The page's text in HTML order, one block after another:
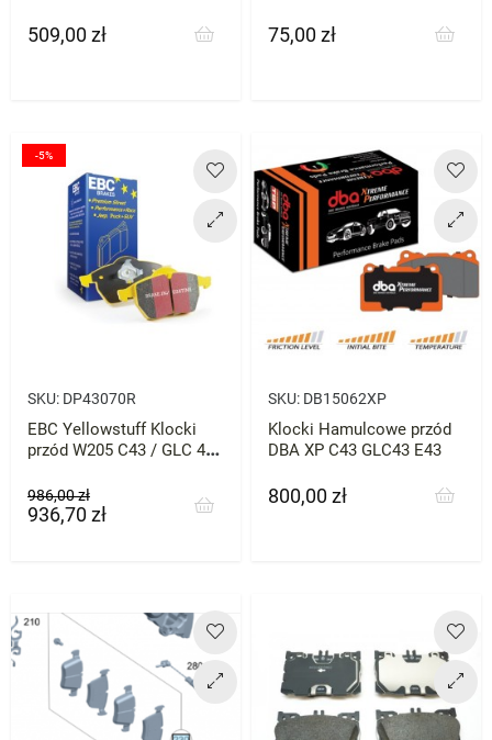
Cena
509,00 zł Cena
75,00 zł
SKU: DP43070R
EBC Yellowstuff Klocki
przód W205 C43 / GLC 43
Cena
podstawowa
986,00 złCena
936,70 zł
-5%
SKU: DB15062XP
Klocki Hamulcowe przód
DBA XP C43 GLC43 E43
Cena
800,00 zł